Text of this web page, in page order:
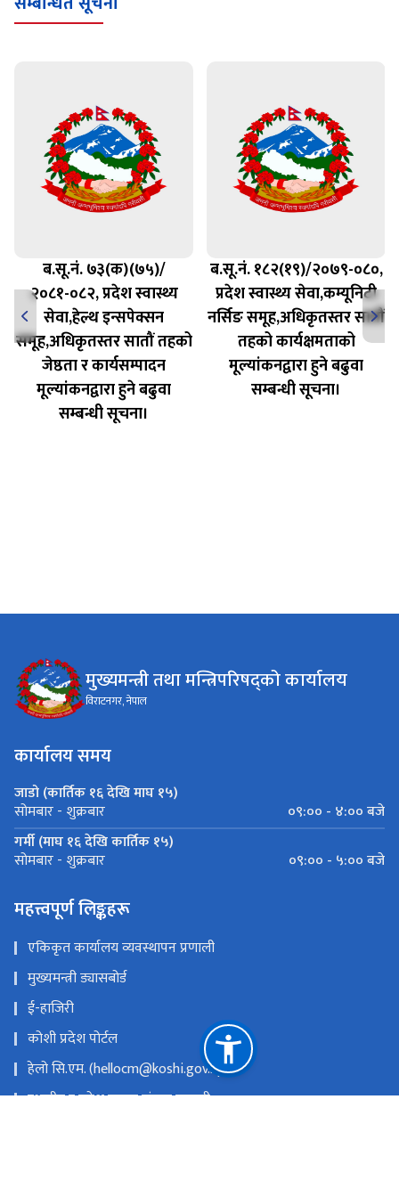
ब.सू.नं. ७३(क)(७५)/
२०८१-०८२, प्रदेश स्वास्थ्य
सेवा,हेल्थ इन्सपेक्सन
समूह,अधिकृतस्तर सातौं तहको
जेष्ठता र कार्यसम्पादन
मूल्यांकनद्वारा हुने बढुवा
सम्बन्धी सूचना।
ब.सू.नं. १८२(१९)/२०७९-०८०,
प्रदेश स्वास्थ्य सेवा,कम्यूनिटी
नर्सिङ समूह,अधिकृतस्तर सातौं
तहको कार्यक्षमताको
मूल्यांकनद्वारा हुने बढुवा
सम्बन्धी सूचना।
मुख्यमन्त्री तथा मन्त्रिपरिषद्को कार्यालय
विराटनगर, नेपाल
कार्यालय समय
जाडो (कार्तिक १६ देखि माघ १५)
सोमबार - शुक्रबार
०९:०० - ४:०० बजे
गर्मी (माघ १६ देखि कार्तिक १५)
सोमबार - शुक्रबार ०९:०० - ५:०० बजे
महत्त्वपूर्ण लिङ्कहरू
एकिकृत कार्यालय व्यवस्थापन प्रणाली
मुख्यमन्त्री ड्यासबोर्ड
ई-हाजिरी
कोशी प्रदेश पोर्टल
हेलो सि.एम. (hellocm@koshi.gov.np)
स्थानीय र प्रदेश सुचना संयन्त्र प्रणाली